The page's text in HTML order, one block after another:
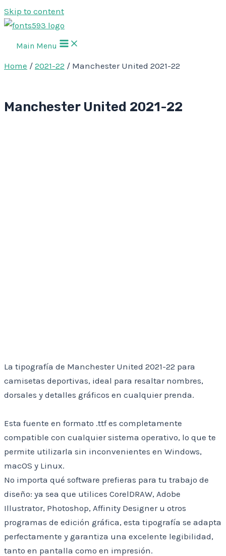
Skip to content
Main Menu
Home / 2021-22 / Manchester United 2021-22
Manchester United 2021-22
La tipografía de Manchester United 2021-22 para
camisetas deportivas, ideal para resaltar nombres,
dorsales y detalles gráficos en cualquier prenda.
Esta fuente en formato .ttf es completamente
compatible con cualquier sistema operativo, lo que te
permite utilizarla sin inconvenientes en Windows,
macOS y Linux.
No importa qué software prefieras para tu trabajo de
diseño: ya sea que utilices CorelDRAW, Adobe
Illustrator, Photoshop, Affinity Designer u otros
programas de edición gráfica, esta tipografía se adapta
perfectamente y garantiza una excelente legibilidad,
tanto en pantalla como en impresión.